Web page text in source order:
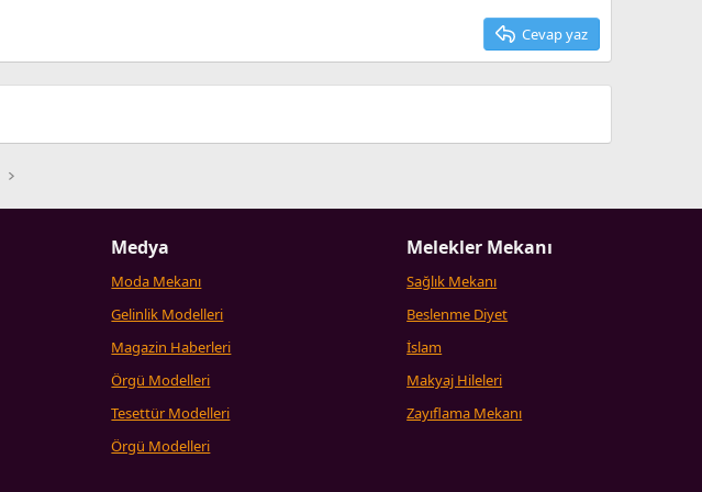
Cevap yaz
Medya
Moda Mekanı
Gelinlik Modelleri
Magazin Haberleri
Örgü Modelleri
Tesettür Modelleri
Örgü Modelleri
Melekler Mekanı
Sağlık Mekanı
Beslenme Diyet
İslam
Makyaj Hileleri
Zayıflama Mekanı